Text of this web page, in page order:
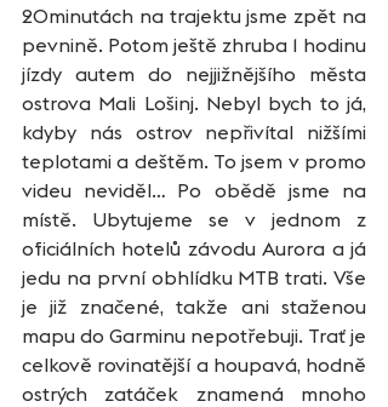
20minutách na trajektu jsme zpět na
pevnině. Potom ještě zhruba 1 hodinu
jízdy autem do nejjižnějšího města
ostrova Mali Lošinj. Nebyl bych to já,
kdyby nás ostrov nepřivítal nižšími
teplotami a deštěm. To jsem v promo
videu neviděl… Po obědě jsme na
místě. Ubytujeme se v jednom z
oficiálních hotelů závodu Aurora a já
jedu na první obhlídku MTB trati. Vše
je již značené, takže ani staženou
mapu do Garminu nepotřebuji. Trať je
celkově rovinatější a houpavá, hodně
ostrých zatáček znamená mnoho